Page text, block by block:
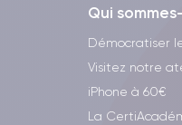
Qui
Démocratiser
Visitez notre
iPhone à 60€
La